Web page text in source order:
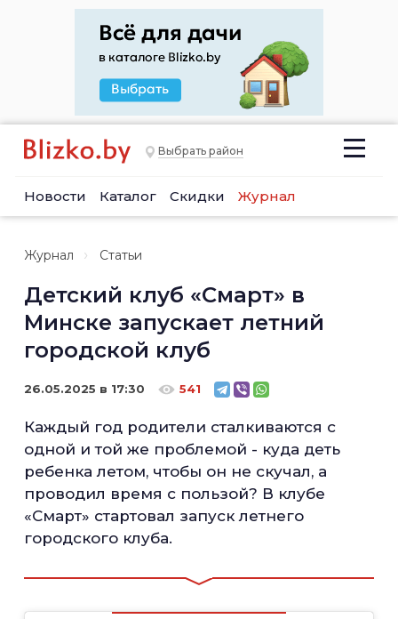
Выбрать район
Новости Каталог Скидки Журнал
Журнал Статьи
Детский клуб «Смарт» в
Минске запускает летний
городской клуб
26.05.2025 в 17:30 541
Каждый год родители сталкиваются с
одной и той же проблемой - куда деть
ребенка летом, чтобы он не скучал, а
проводил время с пользой? В клубе
«Смарт» стартовал запуск летнего
городского клуба.